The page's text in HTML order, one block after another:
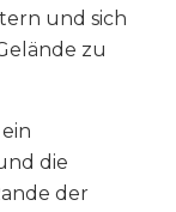
und sich
zu
die
der